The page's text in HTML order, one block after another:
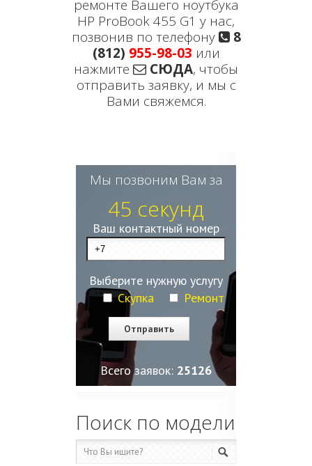
ремонте Вашего ноутбука
HP ProBook 455 G1 у нас,
позвонив по телефону
8
(812) 955-98-03 или
нажмите
СЮДА, чтобы
отправить заявку, и мы с
Вами свяжемся.
Мы позвоним Вам за
45 секунд
Ваш контактный номер
Выберите нужную услугу
Скупка
Ремонт
Всего заявок: 25129
Поиск по модели